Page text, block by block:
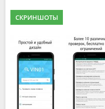
СКРИНШОТЫ